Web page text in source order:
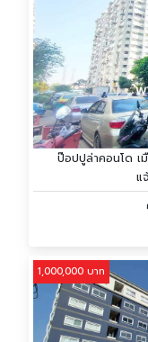
ป๊อปปูล่าคอนโด เ
แ
1,000,000 บาท